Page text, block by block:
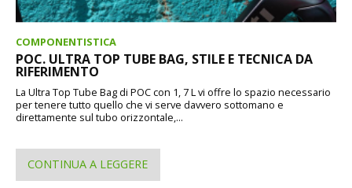
COMPONENTISTICA
POC. ULTRA TOP TUBE BAG, STILE E TECNICA DA
RIFERIMENTO
La Ultra Top Tube Bag di POC con 1, 7 L vi offre lo spazio necessario
per tenere tutto quello che vi serve davvero sottomano e
direttamente sul tubo orizzontale,...
CONTINUA A LEGGERE